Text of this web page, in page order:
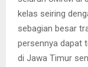
kelas seiring
sebagian besar
persennya dapat
di Jawa Timur